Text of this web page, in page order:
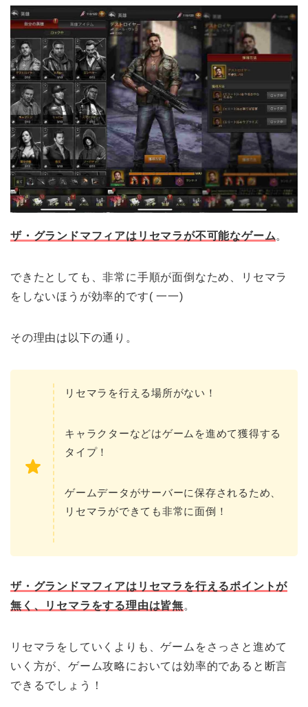
ザ・グランドマフィアはリセマラが不可能なゲーム。
できたとしても、非常に手順が面倒なため、リセマラ
をしないほうが効率的です( 一一)
その理由は以下の通り。
リセマラを行える場所がない！
キャラクターなどはゲームを進めて獲得する
タイプ！
ゲームデータがサーバーに保存されるため、
リセマラができても非常に面倒！
ザ・グランドマフィアはリセマラを行えるポイントが
無く、リセマラをする理由は皆無。
リセマラをしていくよりも、ゲームをさっさと進めて
いく方が、ゲーム攻略においては効率的であると断言
できるでしょう！